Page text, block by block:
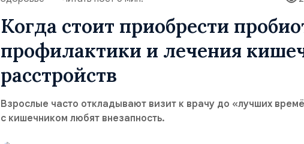
Когда стоит приобрести
профилактики и лечения
расстройств
Взрослые часто откладывают визит к врачу до «лучших
с кишечником любят внезапность.